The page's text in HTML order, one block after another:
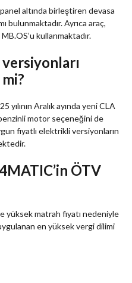
altında birleştiren devasa
bulunmaktadır. Ayrıca araç,
kullanmaktadır.
versiyonları
Aralık ayında yeni CLA
motor seçeneğini de
fiyatlı elektrikli versiyonların
ÖTV
yüksek matrah fiyatı nedeniyle
en yüksek vergi dilimi